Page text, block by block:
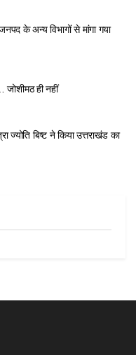
के अन्य विभागों से मांगा गया
जोशीमठ ही नहीं
ज्योति बिष्ट ने किया उत्तराखंड का